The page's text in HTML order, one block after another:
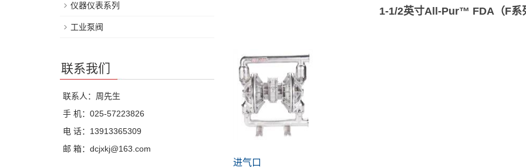
1-1/2英寸All-Pur™️ FDA（F系
进气口
仪器仪表系列
工业泵阀
联系我们
联系人：周先生
手 机：025-57223826
电 话：13913365309
邮 箱：dcjxkj@163.com